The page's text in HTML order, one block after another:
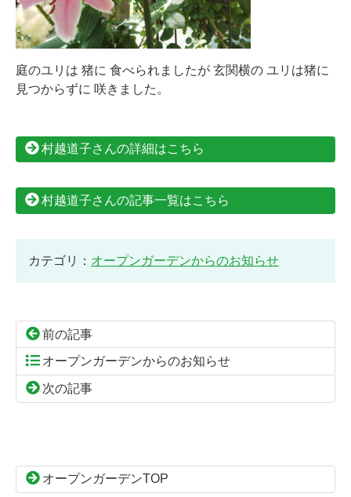
庭のユリは 猪に 食べられましたが 玄関横の ユリは猪に
見つからずに 咲きました。
村越道子さんの詳細はこちら
村越道子さんの記事一覧はこちら
カテゴリ： オープンガーデンからのお知らせ
前の記事
オープンガーデンからのお知らせ
次の記事
ン
の
オープンガーデンTOP